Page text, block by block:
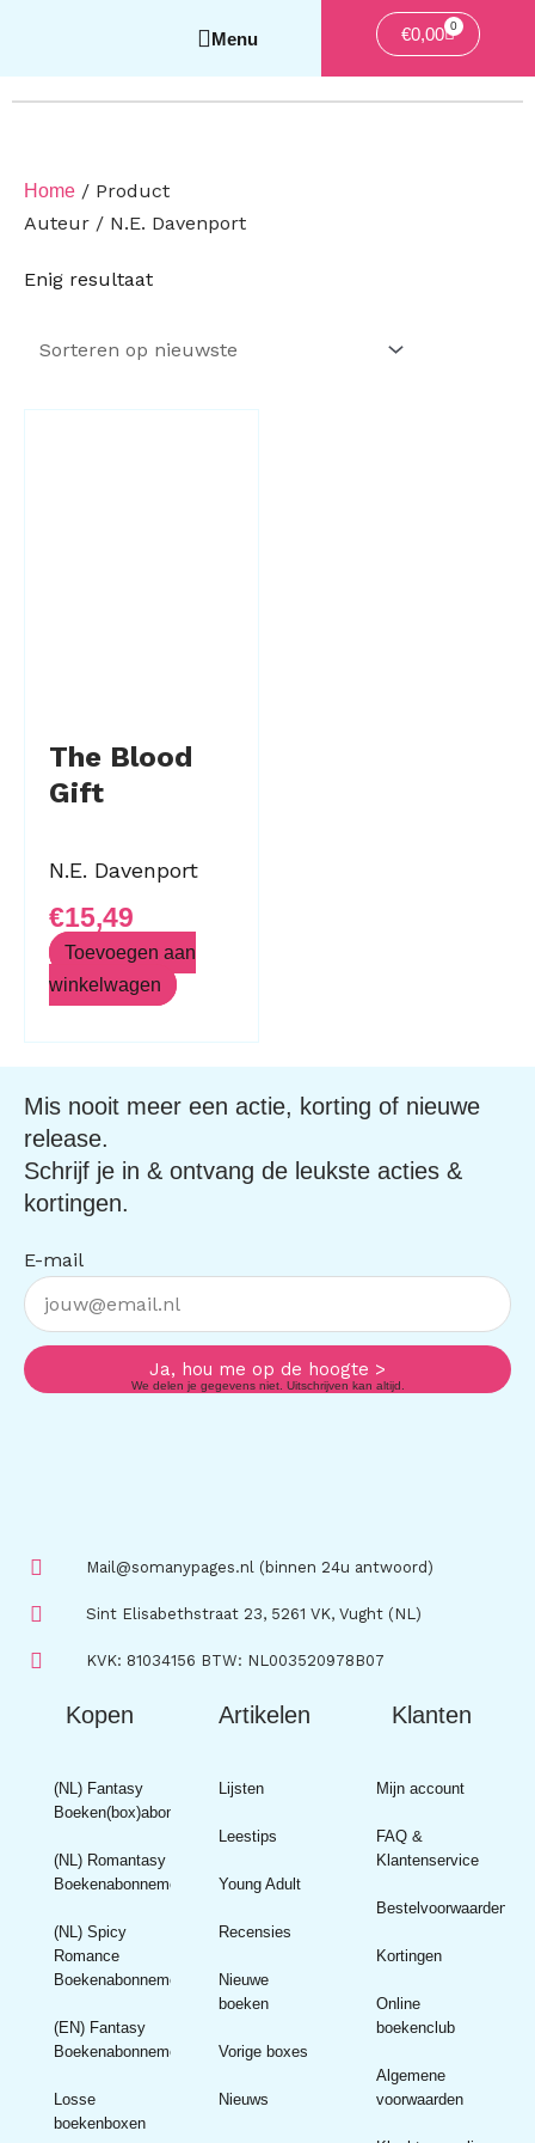
€0,00 0
Home / Product
Auteur / N.E. Davenport
Enig resultaat
The Blood
Gift
N.E. Davenport
€15,49
Toevoegen aan
winkelwagen
Mis nooit meer een actie, korting of nieuwe
release.
Schrijf je in & ontvang de leukste acties &
kortingen.
E-mail
Ja, hou me op de hoogte >
We delen je gegevens niet. Uitschrijven kan altijd.
Mail@somanypages.nl (binnen 24u antwoord)
Sint Elisabethstraat 23, 5261 VK, Vught (NL)
KVK: 81034156 BTW: NL003520978B07
Kopen
(NL) Fantasy
Boeken(box)abonnement
(NL) Romantasy
Boekenabonnement
(NL) Spicy
Romance
Boekenabonnement
(EN) Fantasy
Boekenabonnement
Losse
boekenboxen
Artikelen
Lijsten
Leestips
Young Adult
Recensies
Nieuwe
boeken
Vorige boxes
Nieuws
Klanten
Mijn account
FAQ &
Klantenservice
Bestelvoorwaarden
Kortingen
Online
boekenclub
Algemene
voorwaarden